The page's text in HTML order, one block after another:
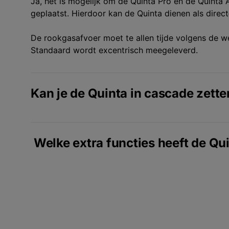
geplaatst. Hierdoor kan de Quinta dienen als
De rookgasafvoer moet te allen tijde volgens de
Standaard wordt excentrisch meegeleverd.
Kan je de Quinta in cascade
systeem wilt met meer dan 4 apparaten, dan kan
gewenst is in cascade, bestaande uit
Welke extra functies heeft de